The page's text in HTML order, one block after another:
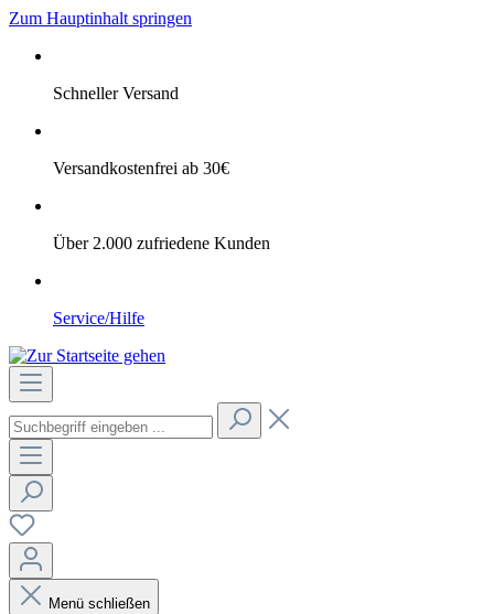
Zum Hauptinhalt springen
Schneller Versand
Versandkostenfrei ab 30€
Über 2.000 zufriedene Kunden
Service/Hilfe
Menü schließen